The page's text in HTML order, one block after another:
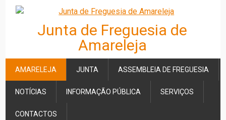
Junta de Freguesia de
Amareleja
AMARELEJA JUNTA ASSEMBLEIA DE FREGUESIA
NOTÍCIAS INFORMAÇÃO PÚBLICA SERVIÇOS
CONTACTOS